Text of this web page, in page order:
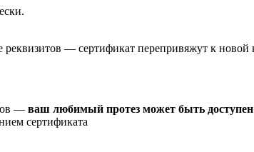
реквизитов — сертификат перепривяжут к новой
— ваш любимый протез может быть доступен
сертификата